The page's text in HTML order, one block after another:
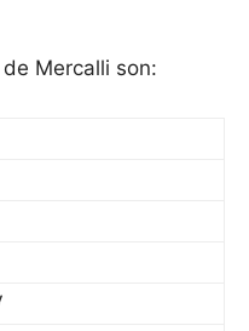
Mercalli son: